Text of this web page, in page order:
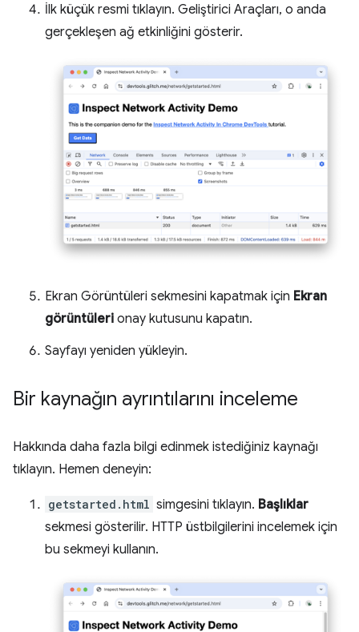
İlk küçük resmi tıklayın. Geliştirici Araçları, o anda
gerçekleşen ağ etkinliğini gösterir.
Ekran Görüntüleri sekmesini kapatmak için Ekran
görüntüleri onay kutusunu kapatın.
Sayfayı yeniden yükleyin.
Bir kaynağın ayrıntılarını inceleme
Hakkında daha fazla bilgi edinmek istediğiniz kaynağı
tıklayın. Hemen deneyin:
getstarted.html simgesini tıklayın. Başlıklar
sekmesi gösterilir. HTTP üstbilgilerini incelemek için
bu sekmeyi kullanın.